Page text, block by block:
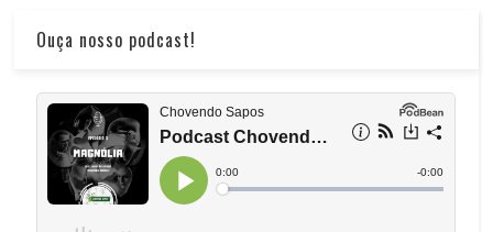
Ouça nosso podcast!